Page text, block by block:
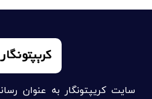
سایت کریپتونگار به عنوان